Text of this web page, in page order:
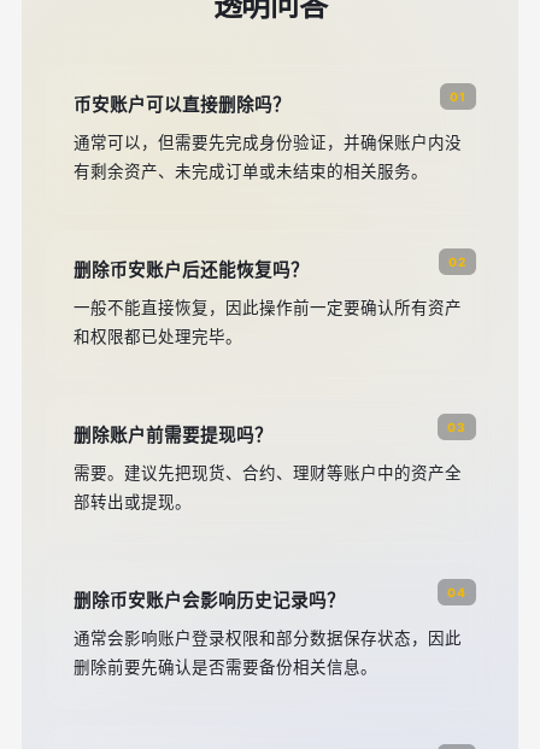
01
币安账户可以直接删除吗？
通常可以，但需要先完成身份验证，并确保账户内没
有剩余资产、未完成订单或未结束的相关服务。
02
删除币安账户后还能恢复吗？
一般不能直接恢复，因此操作前一定要确认所有资产
和权限都已处理完毕。
03
删除账户前需要提现吗？
需要。建议先把现货、合约、理财等账户中的资产全
部转出或提现。
04
删除币安账户会影响历史记录吗？
通常会影响账户登录权限和部分数据保存状态，因此
删除前要先确认是否需要备份相关信息。